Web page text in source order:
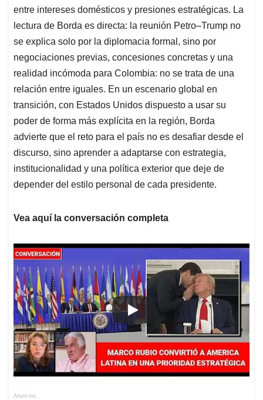
entre intereses domésticos y presiones estratégicas. La
lectura de Borda es directa: la reunión Petro–Trump no
se explica solo por la diplomacia formal, sino por
negociaciones previas, concesiones concretas y una
realidad incómoda para Colombia: no se trata de una
relación entre iguales. En un escenario global en
transición, con Estados Unidos dispuesto a usar su
poder de forma más explícita en la región, Borda
advierte que el reto para el país no es desafiar desde el
discurso, sino aprender a adaptarse con estrategia,
institucionalidad y una política exterior que deje de
depender del estilo personal de cada presidente.
Vea aquí la conversación completa
Anuncios.